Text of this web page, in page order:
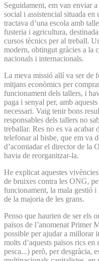
Seguidament, em van enviar
social i assistencial situada en
tractava d’una escola amb
fusteria i agricultura,
cursos tècnics per al treball.
modern, obtingut gràcies a la
nacionals i internacionals.
La meva missió allí va ser de
mitjans econòmics per
funcionament dels tallers, i
paga i senyal per, amb
necessari. Vaig tenir bons
responsables dels tallers no
treballar. Res no es va acabar
telefonar al bisbe, que em va
d’acomiadar el director de la
havia de reorganitzar-la.
He explicat aquestes
de bruixes contra les ONG,
funcionament, la mala gestió i
de la majoria de les grans.
Penso que haurien de ser els
països de l’anomenat Primer
possible per ajudar a millorar
molts d’aquests països rics
pesca...) però, per desgràcia,